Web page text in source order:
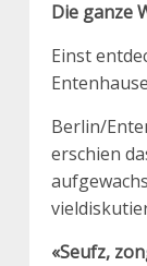
Die ganze
Einst
Berlin/
erschien
«Seufz,